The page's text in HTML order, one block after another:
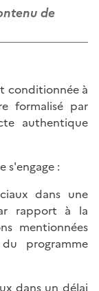
de
conditionnée à
formalisé par
authentique
s'engage :
dans une
rapport à la
mentionnées
programme